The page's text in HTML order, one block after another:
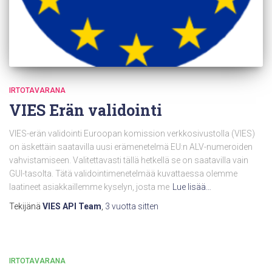
IRTOTAVARANA
VIES Erän validointi
VIES-erän validointi Euroopan komission verkkosivustolla (VIES)
on äskettäin saatavilla uusi erämenetelmä EU:n ALV-numeroiden
vahvistamiseen. Valitettavasti tällä hetkellä se on saatavilla vain
GUI-tasolta. Tätä validointimenetelmää kuvattaessa olemme
laatineet asiakkaillemme kyselyn, josta me Lue lisää…
Tekijänä VIES API Team, 3 vuotta sitten
IRTOTAVARANA